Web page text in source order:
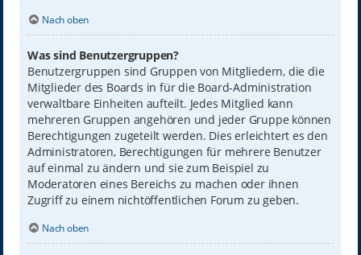
Nach oben
Was sind Benutzergruppen?
Benutzergruppen sind Gruppen von Mitgliedern, die die
Mitglieder des Boards in für die Board-Administration
verwaltbare Einheiten aufteilt. Jedes Mitglied kann
mehreren Gruppen angehören und jeder Gruppe können
Berechtigungen zugeteilt werden. Dies erleichtert es den
Administratoren, Berechtigungen für mehrere Benutzer
auf einmal zu ändern und sie zum Beispiel zu
Moderatoren eines Bereichs zu machen oder ihnen
Zugriff zu einem nichtöffentlichen Forum zu geben.
Nach oben